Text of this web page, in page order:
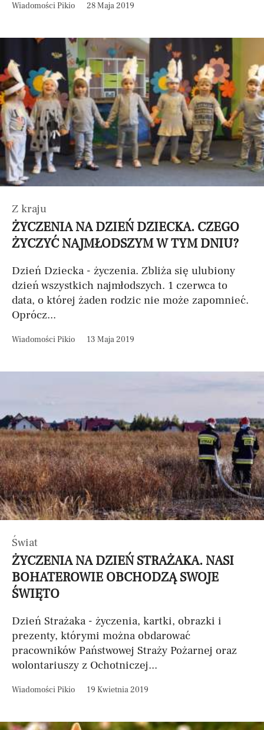
Wiadomości Pikio 28 Maja 2019
Z kraju
ŻYCZENIA NA DZIEŃ DZIECKA. CZEGO
ŻYCZYĆ NAJMŁODSZYM W TYM DNIU?
Dzień Dziecka - życzenia. Zbliża się ulubiony
dzień wszystkich najmłodszych. 1 czerwca to
data, o której żaden rodzic nie może zapomnieć.
Oprócz...
Wiadomości Pikio 13 Maja 2019
Świat
ŻYCZENIA NA DZIEŃ STRAŻAKA. NASI
BOHATEROWIE OBCHODZĄ SWOJE
ŚWIĘTO
Dzień Strażaka - życzenia, kartki, obrazki i
prezenty, którymi można obdarować
pracowników Państwowej Straży Pożarnej oraz
wolontariuszy z Ochotniczej...
Wiadomości Pikio 19 Kwietnia 2019